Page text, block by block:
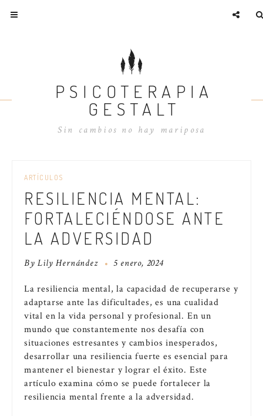
PSICOTERAPIA
GESTALT
Sin cambios no hay mariposa
ARTÍCULOS
RESILIENCIA MENTAL:
FORTALECIÉNDOSE ANTE
LA ADVERSIDAD
ByLily Hernández 5 enero, 2024
La resiliencia mental, la capacidad de recuperarse y
adaptarse ante las dificultades, es una cualidad
vital en la vida personal y profesional. En un
mundo que constantemente nos desafía con
situaciones estresantes y cambios inesperados,
desarrollar una resiliencia fuerte es esencial para
mantener el bienestar y lograr el éxito. Este
artículo examina cómo se puede fortalecer la
resiliencia mental frente a la adversidad.